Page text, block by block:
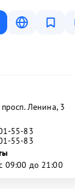
просп. Ленина, 3
55-83
55-83
09:00 до 21:00